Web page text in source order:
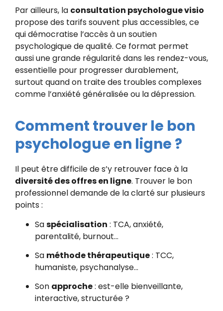
Par ailleurs, la consultation psychologue visio
propose des tarifs souvent plus accessibles, ce
qui démocratise l’accès à un soutien
psychologique de qualité. Ce format permet
aussi une grande régularité dans les rendez-vous,
essentielle pour progresser durablement,
surtout quand on traite des troubles complexes
comme l’anxiété généralisée ou la dépression.
Comment trouver le bon
psychologue en ligne ?
Il peut être difficile de s’y retrouver face à la
diversité des offres en ligne. Trouver le bon
professionnel demande de la clarté sur plusieurs
points :
Saspécialisation : TCA, anxiété,
parentalité, burnout…
Sa méthode thérapeutique: TCC,
humaniste, psychanalyse…
Son approche: est-elle bienveillante,
interactive, structurée ?